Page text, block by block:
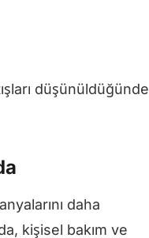
düşünüldüğünde
daha
kişisel bakım ve